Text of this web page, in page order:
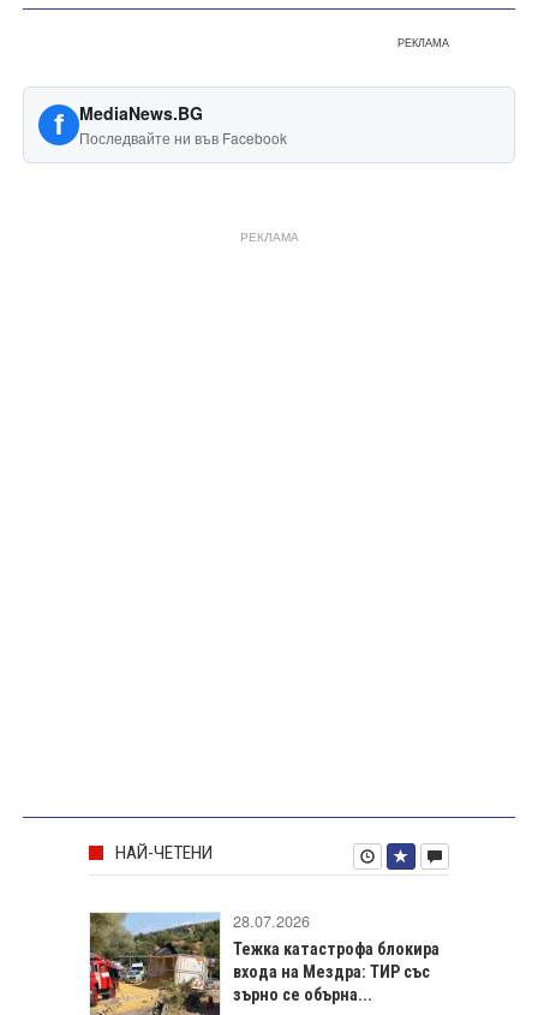
РЕКЛАМА
f MediaNews.BG
Последвайте ни във Facebook
РЕКЛАМА
НАЙ-ЧЕТЕНИ
28.07.2026
Тежка катастрофа блокира
входа на Мездра: ТИР със
зърно се обърна...